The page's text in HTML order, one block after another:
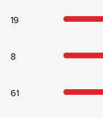
19
8
61